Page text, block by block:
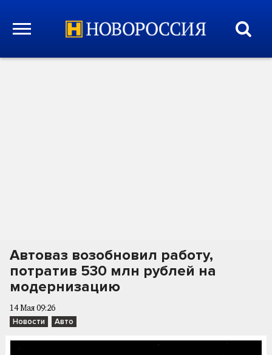
Автоваз возобновил работу,
потратив 530 млн рублей на
модернизацию
14 Мая 09:26
Новости Авто